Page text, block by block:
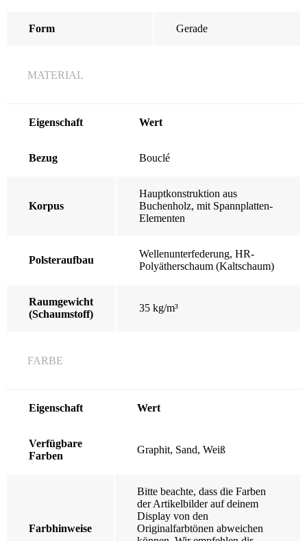
Form Gerade
MATERIAL
Eigenschaft Wert
Bezug Bouclé
Korpus
Hauptkonstruktion aus
Buchenholz, mit Spannplatten-
Elementen
Polsteraufbau
Wellenunterfederung, HR-
Polyätherschaum (Kaltschaum)
Raumgewicht
(Schaumstoff)
35 kg/m³
FARBE
Eigenschaft Wert
Verfügbare
Farben
Graphit, Sand, Weiß
Farbhinweise
Bitte beachte, dass die Farben
der Artikelbilder auf deinem
Display von den
Originalfarbtönen abweichen